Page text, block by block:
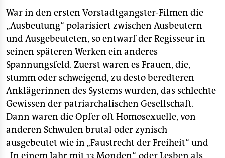
War in den ersten Vorstadtgangster-Filmen die
„Ausbeutung“ polarisiert zwischen Ausbeutern
und Ausgebeuteten, so entwarf der Regisseur in
seinen späteren Werken ein anderes
Spannungsfeld. Zuerst waren es Frauen, die,
stumm oder schweigend, zu desto beredteren
Anklägerinnen des Systems wurden, das schlechte
Gewissen der patriarchalischen Gesellschaft.
Dann waren die Opfer oft Homosexuelle, von
anderen Schwulen brutal oder zynisch
ausgebeutet wie in „Faustrecht der Freiheit“ und